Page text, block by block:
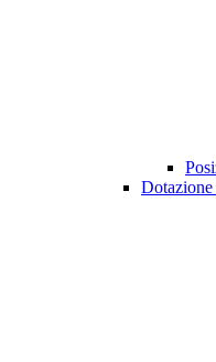
Dotazione